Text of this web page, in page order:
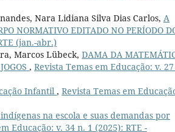
Nara Lidiana Silva Dias Carlos, A
NORMATIVO EDITADO NO PERÍODO
(jan.-abr.)
Marcos Lübeck, DAMA DA
, Revista Temas em Educação: v.
Infantil , Revista Temas em
na escola e suas demandas por
Educação: v. 34 n. 1 (2025): RTE -